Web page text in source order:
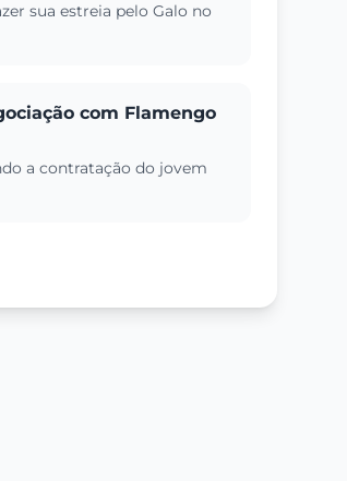
sua estreia pelo Galo no
com Flamengo
a contratação do jovem